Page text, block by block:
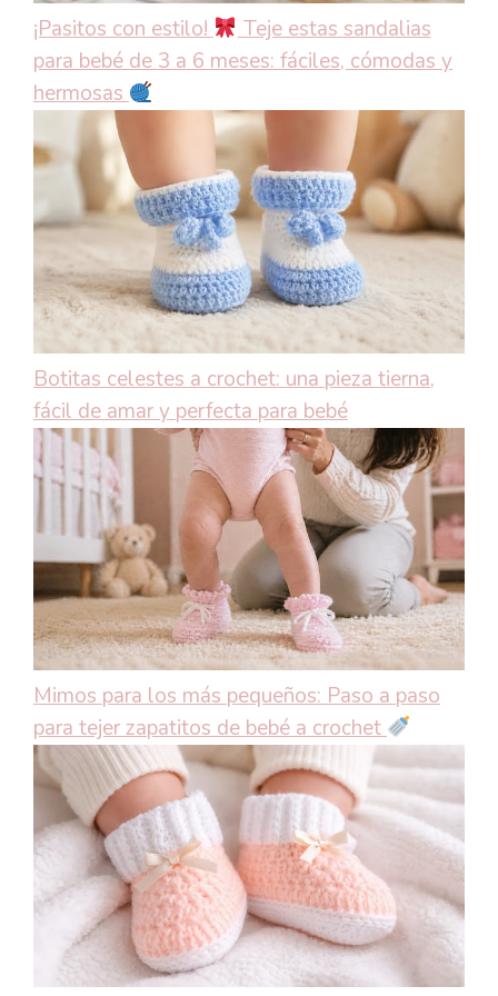
¡Pasitos con estilo!
Teje estas sandalias
para bebé de 3 a 6 meses: fáciles, cómodas y
hermosas
Botitas celestes a crochet: una pieza tierna,
fácil de amar y perfecta para bebé
Mimos para los más pequeños: Paso a paso
para tejer zapatitos de bebé a crochet